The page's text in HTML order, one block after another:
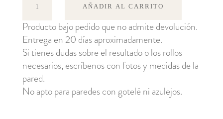
cantidad
AÑADIR AL CARRITO
Producto bajo pedido que no admite devolución.
Entrega en 20 días aproximadamente.
Si tienes dudas sobre el resultado o los rollos
necesarios, escríbenos con fotos y medidas de la
pared.
No apto para paredes con gotelé ni azulejos.